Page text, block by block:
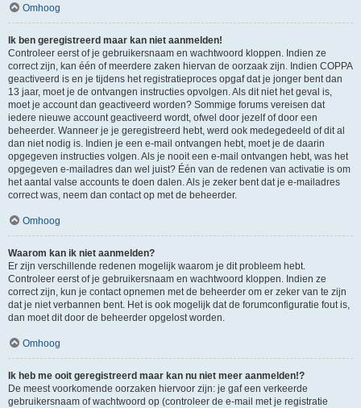
Omhoog
Ik ben geregistreerd maar kan niet aanmelden!
Controleer eerst of je gebruikersnaam en wachtwoord kloppen. Indien ze
correct zijn, kan één of meerdere zaken hiervan de oorzaak zijn. Indien COPPA
geactiveerd is en je tijdens het registratieproces opgaf dat je jonger bent dan
13 jaar, moet je de ontvangen instructies opvolgen. Als dit niet het geval is,
moet je account dan geactiveerd worden? Sommige forums vereisen dat
iedere nieuwe account geactiveerd wordt, ofwel door jezelf of door een
beheerder. Wanneer je je geregistreerd hebt, werd ook medegedeeld of dit al
dan niet nodig is. Indien je een e-mail ontvangen hebt, moet je de daarin
opgegeven instructies volgen. Als je nooit een e-mail ontvangen hebt, was het
opgegeven e-mailadres dan wel juist? Één van de redenen van activatie is om
het aantal valse accounts te doen dalen. Als je zeker bent dat je e-mailadres
correct was, neem dan contact op met de beheerder.
Omhoog
Waarom kan ik niet aanmelden?
Er zijn verschillende redenen mogelijk waarom je dit probleem hebt.
Controleer eerst of je gebruikersnaam en wachtwoord kloppen. Indien ze
correct zijn, kun je contact opnemen met de beheerder om er zeker van te zijn
dat je niet verbannen bent. Het is ook mogelijk dat de forumconfiguratie fout is,
dan moet dit door de beheerder opgelost worden.
Omhoog
Ik heb me ooit geregistreerd maar kan nu niet meer aanmelden!?
De meest voorkomende oorzaken hiervoor zijn: je gaf een verkeerde
gebruikersnaam of wachtwoord op (controleer de e-mail met je registratie